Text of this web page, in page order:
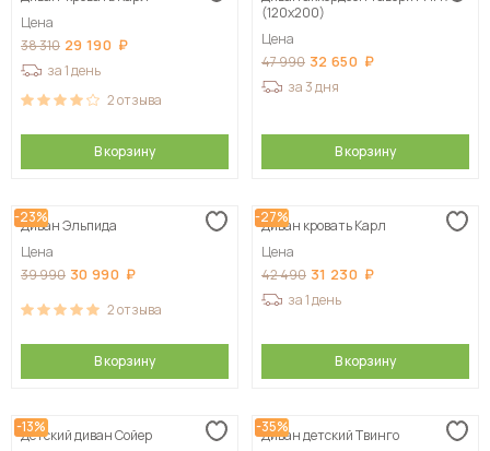
Цена
38 310 29 190
за 1 день
2отзыва
В корзину
(120х200)
Цена
47 990 32 650
за 3 дня
В корзину
-23%
Диван Эльпида
Цена
39 990 30 990
2отзыва
В корзину
-27%
Диван кровать Карл
Цена
42 490 31 230
за 1 день
В корзину
-13%
Детский диван Сойер
-35%
Диван детский Твинго